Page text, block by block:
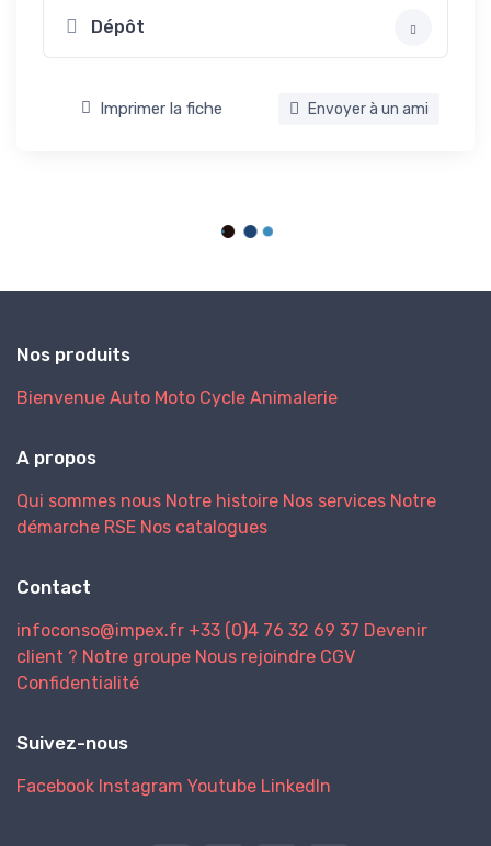
Dépôt
Imprimer la fiche Envoyer à un ami
Nos produits
Bienvenue Auto Moto Cycle Animalerie
A propos
Qui sommes nous Notre histoire Nos services Notre
démarche RSE Nos catalogues
Contact
infoconso@impex.fr +33 (0)4 76 32 69 37 Devenir
client ? Notre groupe Nous rejoindre CGV
Confidentialité
Suivez-nous
Facebook Instagram Youtube LinkedIn